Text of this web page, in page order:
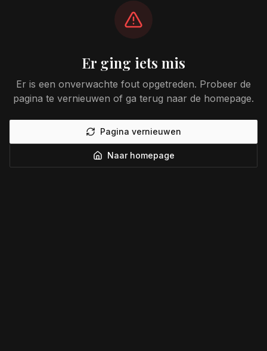
Er ging iets mis
Er is een onverwachte fout opgetreden. Probeer de
pagina te vernieuwen of ga terug naar de homepage.
Pagina vernieuwen
Naar homepage